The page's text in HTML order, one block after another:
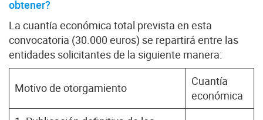
obtener?
La cuantía económica total prevista en esta
convocatoria (30.000 euros) se repartirá entre las
entidades solicitantes de la siguiente manera:
Motivo de otorgamiento
Cuantía
económica